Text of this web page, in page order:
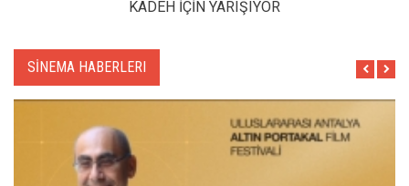
KADEH İÇİN YARIŞIYOR
SİNEMA HABERLERI